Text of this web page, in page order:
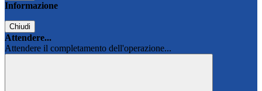
Informazione
Chiudi
Attendere...
Attendere il completamento dell'operazione...